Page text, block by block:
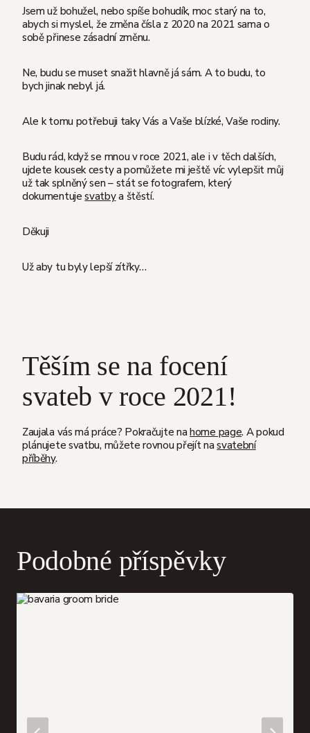
Jsem už bohužel, nebo spíše bohudík, moc starý na to,
abych si myslel, že změna čísla z 2020 na 2021 sama o
sobě přinese zásadní změnu.
Ne, budu se muset snažit hlavně já sám. A to budu, to
bych jinak nebyl já.
Ale k tomu potřebuji taky Vás a Vaše blízké, Vaše rodiny.
Budu rád, když se mnou v roce 2021, ale i v těch dalších,
ujdete kousek cesty a pomůžete mi ještě víc vylepšit můj
už tak splněný sen – stát se fotografem, který
dokumentujesvatbya štěstí.
Děkuji
Už aby tu byly lepší zítřky…
Těším se na focení
svateb v roce 2021!
Zaujala vás má práce? Pokračujte nahome page. A pokud
plánujete svatbu, můžete rovnou přejít nasvatební
příběhy.
Podobné příspěvky